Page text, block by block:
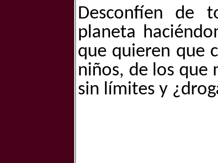
Desconfíen de
planeta
que quieren que
niños, de los que
sin límites y